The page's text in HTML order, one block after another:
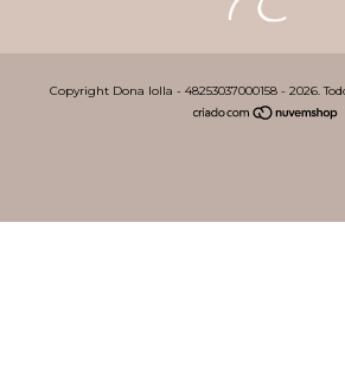
Copyright Dona lolla - 48253037000158 - 2026.